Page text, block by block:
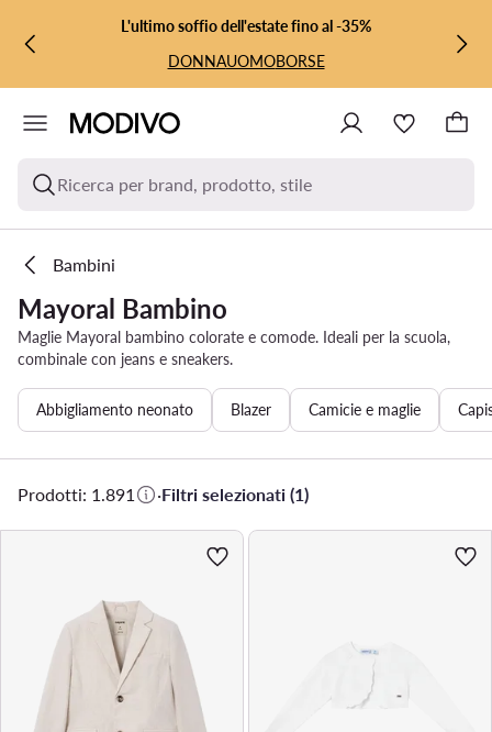
VAI AL CONTENUTO PRINCIPALE
VAI ALLA RICERCAL'ultimo soffio dell'estate fino al -35%
DONNAUOMOBORSE
Ricerca per brand, prodotto, stile
Bambini
Mayoral Bambino
Maglie Mayoral bambino colorate e comode. Ideali per la scuola,
combinale con jeans e sneakers.
Abbigliamento neonato Blazer Camicie e maglie
Prodotti: 1.891 ·Filtri selezionati (1)